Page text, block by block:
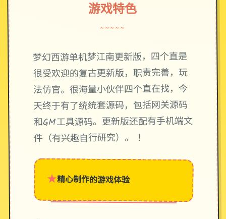
游戏特色
~~~~~
梦幻西游单机梦江南更新版，四个直是
很受欢迎的复古更新版，职责完善，玩
法仿官。很海量小伙伴四个直在找，今
天终于有了统统套源码，包括网关源码
和GM工具源码。更新版还配有手机端文
件（有兴趣自行研究）。 ！
★精心制作的游戏体验